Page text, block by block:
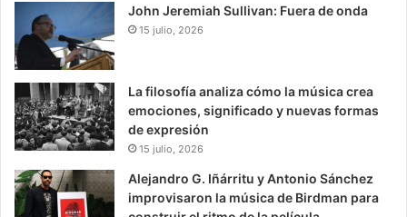
John Jeremiah Sullivan: Fuera de onda
15 julio, 2026
La filosofía analiza cómo la música crea
emociones, significado y nuevas formas
de expresión
15 julio, 2026
Alejandro G. Iñárritu y Antonio Sánchez
improvisaron la música de Birdman para